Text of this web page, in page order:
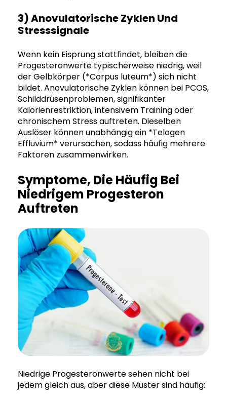
3) Anovulatorische Zyklen Und
Stresssignale
Wenn kein Eisprung stattfindet, bleiben die
Progesteronwerte typischerweise niedrig, weil
der Gelbkörper (*Corpus luteum*) sich nicht
bildet. Anovulatorische Zyklen können bei PCOS,
Schilddrüsenproblemen, signifikanter
Kalorienrestriktion, intensivem Training oder
chronischem Stress auftreten. Dieselben
Auslöser können unabhängig ein *Telogen
Effluvium* verursachen, sodass häufig mehrere
Faktoren zusammenwirken.
Symptome, Die Häufig Bei
Niedrigem Progesteron
Auftreten
Niedrige Progesteronwerte sehen nicht bei
jedem gleich aus, aber diese Muster sind häufig: